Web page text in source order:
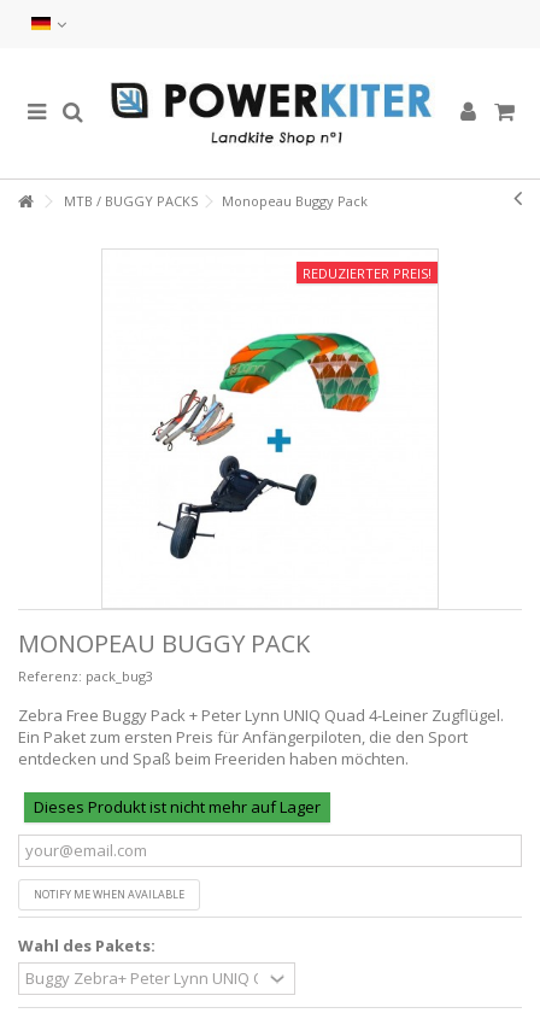
MTB / BUGGY PACKS Monopeau Buggy Pack
REDUZIERTER PREIS!
MONOPEAU BUGGY PACK
Referenz: pack_bug3
Zebra Free Buggy Pack + Peter Lynn UNIQ Quad 4-Leiner Zugflügel.
Ein Paket zum ersten Preis für Anfängerpiloten, die den Sport
entdecken und Spaß beim Freeriden haben möchten.
Dieses Produkt ist nicht mehr auf Lager
NOTIFY ME WHEN AVAILABLE
Wahl des Pakets: